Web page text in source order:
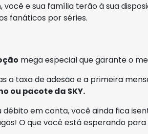
você e sua família terão à sua
fanáticos por séries.
mega especial que garante o
a taxa de adesão e a primeira
ou pacote da SKY.
em conta, você ainda fica
O que você está esperando para